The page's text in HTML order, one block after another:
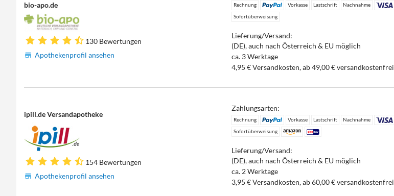
bio-apo.de
130 Bewertungen
Apothekenprofil ansehen
Rechnung Vorkasse Lastschrift
Nachnahme
Sofortüberweisung
Lieferung/Versand:
(DE), auch nach Österreich & EU möglich
ca. 3 Werktage
4,95 € Versandkosten, ab 49,00 € versandkostenfrei
ipill.de Versandapotheke
154 Bewertungen
Apothekenprofil ansehen
Zahlungsarten:
Rechnung Vorkasse Lastschrift
Nachnahme
Sofortüberweisung
Lieferung/Versand:
(DE), auch nach Österreich & EU möglich
ca. 2 Werktage
3,95 € Versandkosten, ab 60,00 € versandkostenfrei